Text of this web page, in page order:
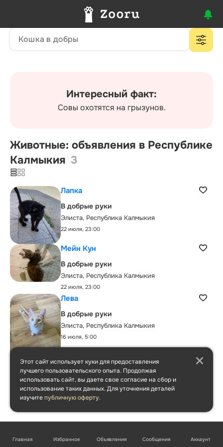
Интересный факт:
Совы охотятся на грызунов.
Животные: объявления в Республике
Калмыкия 3
Лапка
В добрые руки
Элиста, Республика Калмыкия
22 июля, 23:00
Мейн Кун
В добрые руки
Элиста, Республика Калмыкия
22 июля, 23:00
Лева
В добрые руки
Элиста, Республика Калмыкия
16 июля, 5:00
Этот сайт использует куки для предоставления
лучшего пользовательского опыта. Продолжая
использовать сайт, вы даете свое согласие на сбор и
использование таких данных. Для уточнения деталей
изучитепубличную оферту.
Главная Избранное Объявления Сообщения Аккаунт